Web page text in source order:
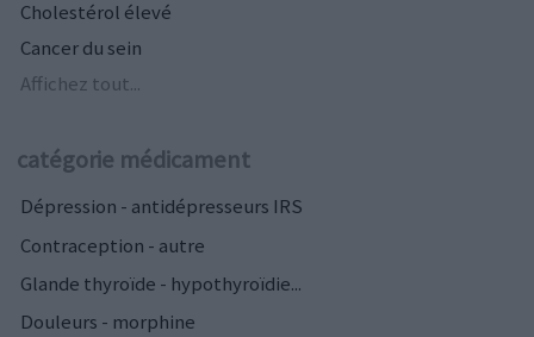
Cholestérol élevé
Cancer du sein
Affichez tout...
catégorie médicament
Dépression - antidépresseurs IRS
Contraception - autre
Glande thyroïde - hypothyroïdie...
Douleurs - morphine